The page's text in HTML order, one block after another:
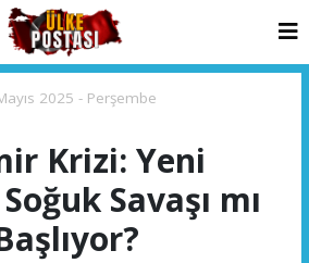
2025 - Perşembe
Krizi: Yeni
Savaşı mı